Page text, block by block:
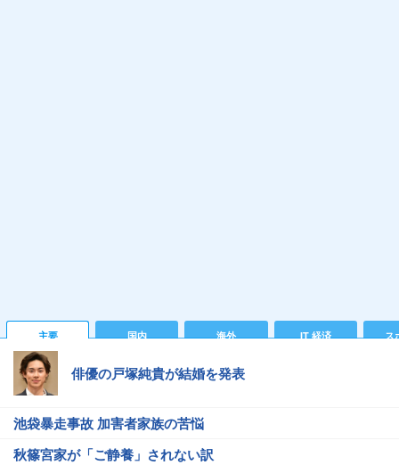
主要 国内 海外 IT 経済 ス
俳優の戸塚純貴が結婚を発表
池袋暴走事故 加害者家族の苦悩
秋篠宮家が「ご静養」されない訳